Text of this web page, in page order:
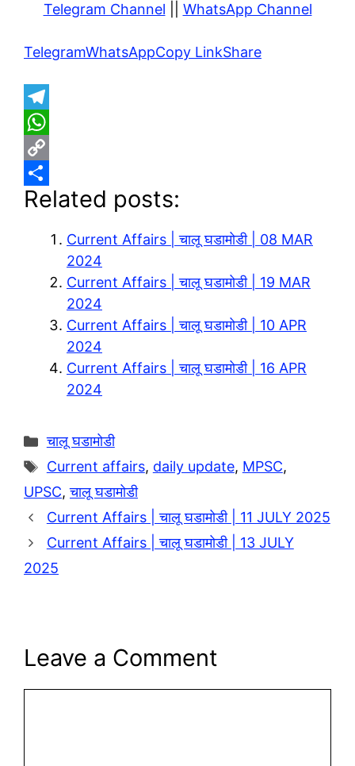
Telegram Channel
WhatsApp Channel
TelegramWhatsAppCopy LinkShare
T
e
e
W
h
a
C
o
S
Related posts:
Current Affairs | चालू घडामोडी | 08 MAR
2024
Current Affairs | चालू घडामोडी | 19 MAR
2024
Current Affairs | चालू घडामोडी | 10 APR
2024
Current Affairs | चालू घडामोडी | 16 APR
2024
Categories
चालू घडामोडी
Tags
Current affairs, daily update, MPSC,
UPSC,चालू घडामोडी
Current Affairs | चालू घडामोडी | 11 JULY 2025
Current Affairs | चालू घडामोडी | 13 JULY
2025
Leave a Comment